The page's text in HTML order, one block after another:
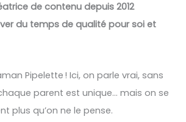
de contenu depuis 2012
du temps de qualité pour soi et
Pipelette ! Ici, on parle vrai, sans
parent est unique… mais on se
plus qu’on ne le pense.